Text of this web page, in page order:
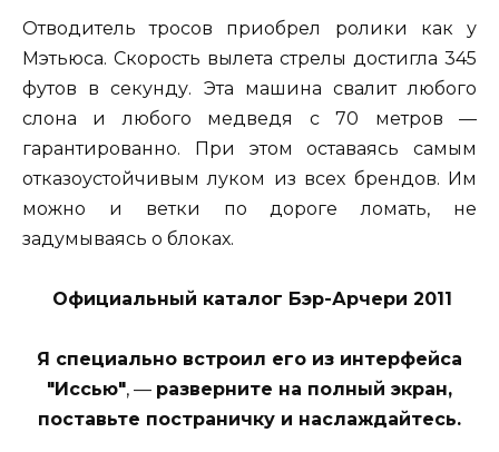
Отводитель тросов приобрел ролики как у
Мэтьюса. Скорость вылета стрелы достигла 345
футов в секунду. Эта машина свалит любого
слона и любого медведя с 70 метров —
гарантированно. При этом оставаясь самым
отказоустойчивым луком из всех брендов. Им
можно и ветки по дороге ломать, не
задумываясь о блоках.
Официальный каталог Бэр-Арчери 2011
Я специально встроил его из интерфейса
"Иссью", — разверните на полный экран,
поставьте постраничку и наслаждайтесь.